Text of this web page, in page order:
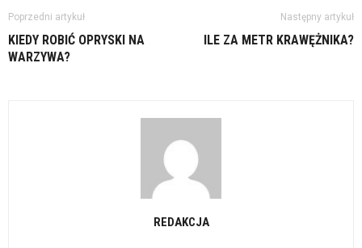
Poprzedni artykuł
KIEDY ROBIĆ OPRYSKI NA
WARZYWA?
Następny artykuł
ILE ZA METR KRAWĘŻNIKA?
REDAKCJA